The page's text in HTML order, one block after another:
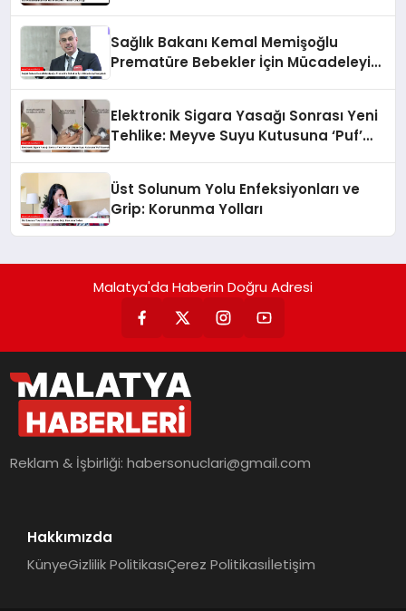
Sağlık Bakanı Kemal Memişoğlu
Prematüre Bebekler İçin Mücadeleyi
Elektronik Sigara Yasağı Sonrası Yeni
Tehlike: Meyve Suyu Kutusuna ‘Puf’
Üst Solunum Yolu Enfeksiyonları ve
Grip: Korunma Yolları
Malatya'da Haberin Doğru Adresi
Reklam & İşbirliği:habersonuclari@gmail.com
Hakkımızda
KünyeGizlilik PolitikasıÇerez Politikasıİletişim